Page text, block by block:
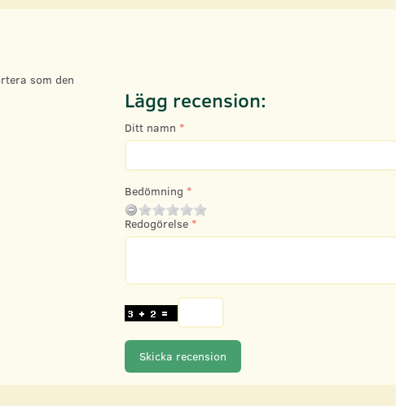
som den
Lägg recension:
Ditt namn
Bedömning
Redogörelse
Skicka recension